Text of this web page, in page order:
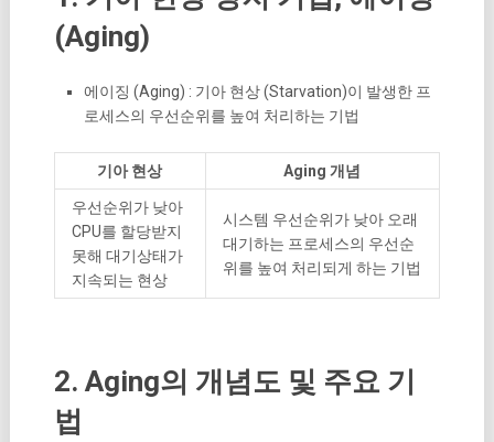
(Aging)
에이징 (Aging) : 기아 현상 (Starvation)이 발생한 프
로세스의 우선순위를 높여 처리하는 기법
기아 현상 Aging 개념
우선순위가 낮아
CPU를 할당받지
못해 대기상태가
지속되는 현상
시스템 우선순위가 낮아 오래
대기하는 프로세스의 우선순
위를 높여 처리되게 하는 기법
2. Aging의 개념도 및 주요 기
법